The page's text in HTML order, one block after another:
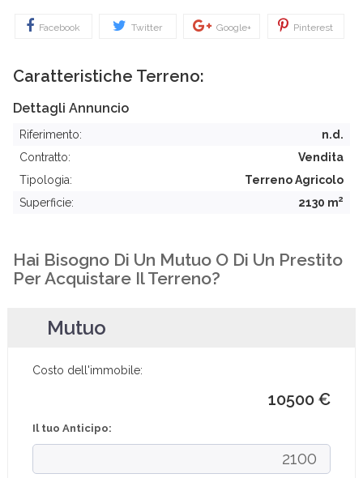
Facebook Twitter Google+ Pinterest
Caratteristiche Terreno:
Dettagli Annuncio
Riferimento:
n.d.
Contratto:
Vendita
Tipologia:
Terreno Agricolo
Superficie:
2130 m2
Hai Bisogno Di Un Mutuo O Di Un Prestito
Per Acquistare Il Terreno?
Mutuo
Costo dell'immobile:
10500 €
Il tuo Anticipo: